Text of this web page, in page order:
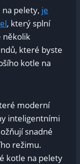
pelety, je
, který splní
několik
které byste
kotle na
moderní
inteligentními
snadné
režimu.
kotle na pelety